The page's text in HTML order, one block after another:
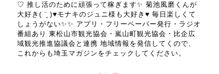
♡ 推し活のために頑張って稼ぎます✨ 菊池風磨くんが
大好き( ¨̮ )♥モナキのジュニ様も大好き♥ 毎日楽しくて
しょうがない✨✨ アプリ・フリーペーパー発行・ラジオ
番組あり 東松山市観光協会・嵐山町観光協会・比企広
域観光推進協議会と連携 地域情報を発信してくので、
これからも埼玉マガジンをチェックしてください。